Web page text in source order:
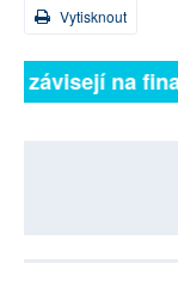
Vytisknout
závisejí na